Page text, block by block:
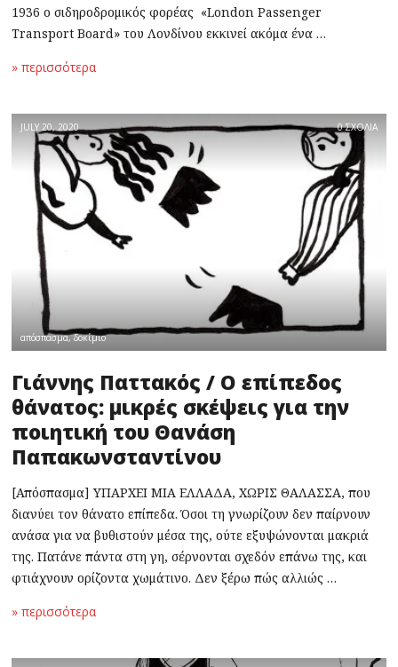
1936 ο σιδηροδρομικός φορέας «London Passenger
Transport Board» του Λονδίνου εκκινεί ακόμα ένα …
» περισσότερα
JULY 20, 2020 0 ΣΧΟΛΙΑ
απόσπασμα,δοκίμιο
Γιάννης Παττακός / Ο επίπεδος
θάνατος: μικρές σκέψεις για την
ποιητική του Θανάση
Παπακωνσταντίνου
[Απόσπασμα] ΥΠΑΡΧΕΙ ΜΙΑ ΕΛΛΑΔΑ, ΧΩΡΙΣ ΘΑΛΑΣΣΑ, που
διανύει τον θάνατο επίπεδα. Όσοι τη γνωρίζουν δεν παίρνουν
ανάσα για να βυθιστούν μέσα της, ούτε εξυψώνονται μακριά
της. Πατάνε πάντα στη γη, σέρνονται σχεδόν επάνω της, και
φτιάχνουν ορίζοντα χωμάτινο. Δεν ξέρω πώς αλλιώς …
» περισσότερα